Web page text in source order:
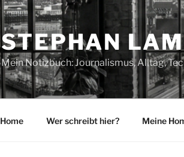
STEPHAN
Mein Notizbuch: Journalismus, Alltag,
Home Wer schreibt hier? Meine